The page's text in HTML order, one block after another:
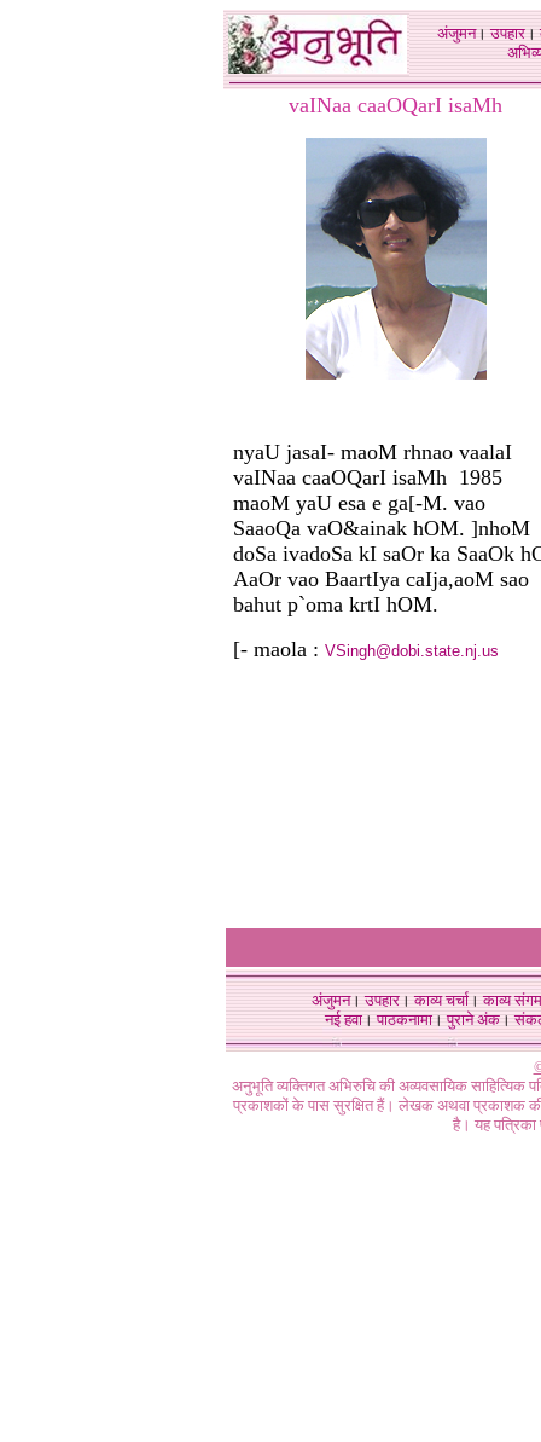
अंजुमन।उपहार।
vaINaa caaOQarI isaMh
nyaU jasaI- maoM rhnao vaalaI
vaINaa caaOQarI isaMh 1985
maoM yaU esa e ga[-M. vao
SaaoQa vaO&ainak hOM. ]nhoM
doSa ivadoSa kI saOr ka SaaOk
AaOr vao BaartIya caIja,aoM sao
bahut p`oma krtI hOM.
[- maola : VSingh@dobi.state.nj.us
अंजुमन।उपहार।काव्य चर्चा।काव्य संगम
नई हवा। पाठकनामा। पुराने अंक।
अनुभूति व्यक्तिगत अभिरुचि की अव्यवसायिक
प्रकाशकों के पास सुरक्षित हैं। लेखक अथवा प्रकाशक की
है। यह पत्रिका